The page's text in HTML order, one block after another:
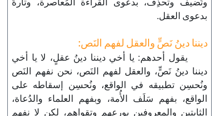
بدعوى العقل.
ديننا دينُ نَصٍّ والعقل لفهم النَص:
يقول أحدهم: يا أخي ديننا دينُ عقلٍ، لا يا أخي
ديننا دينُ نَصٍّ، والعقل لفهم النَص، نحن نفهم النَص
ونُحسِن تطبيقه في الواقع، ونُحسِن إسقاطه على
الواقع، بفهم سَلَف الأُمة، وبفهم العلماء والدُعاة،
الثابتين والمعروفين بورعهم وتقواهم، لكن لا نفهم